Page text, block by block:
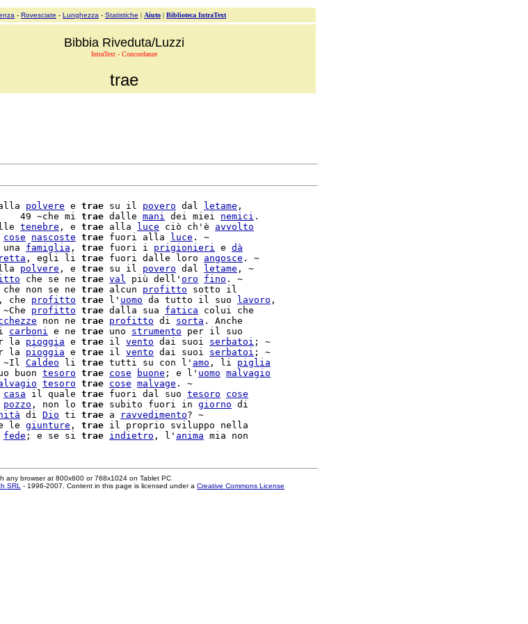
- Rovesciate - Lunghezza - Statistiche | Aiuto | Biblioteca IntraText
Bibbia Riveduta/Luzzi
IntraText - Concordanze
trae
polvere e trae su il povero dal letame ,
~che mi trae dalle mani dei miei nemici .
tenebre , e trae alla luce ciò ch'è avvolto
cose nascoste trae fuori alla luce . ~
una famiglia , trae fuori i prigionieri e dà
, egli li trae fuori dalle loro angosce . ~
polvere , e trae su il povero dal letame , ~
che se ne trae val più dell' oro fino . ~
non se ne trae alcun profitto
che profitto trae l' uomo da tutto il suo lavoro ,
profitto trae dalla sua fatica colui che
non ne trae profitto di sorta . Anche
carboni e ne trae uno strumento per il suo
la pioggia e trae il vento dai suoi serbatoi ; ~
la pioggia e trae il vento dai suoi serbatoi ; ~
Caldeo li trae tutti su con l' amo , li piglia
buon tesoro trae cose buone ; e l' uomo malvagio
tesoro trae cose malvage . ~
casa il quale trae fuori dal suo tesoro
cose
pozzo , non lo trae subito fuori in giorno di
di Dio ti trae a ravvedimento? ~
le giunture , trae il proprio sviluppo nella
fede ; e se si trae indietro , l' anima
any browser at 800x600 or 768x1024 on Tablet PC
SRL - 1996-2007. Content in this page is licensed under a Creative Commons License